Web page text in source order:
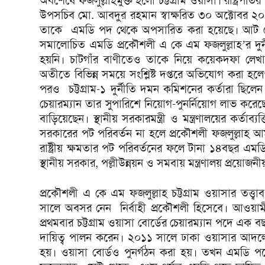
উপসচিব মো. আবদুর রহমান স্বাক্ষরিত ৩০ অক্টোবর
তাকে এমডি পদ থেকে অপসারিত করা হয়েছে। আট
সমালোচিত এমডি প্রকৌশলী এ কে এম ফজলুল্লাহ’র
হয়নি। চাটগাঁর বাণীতেও তাকে নিয়ে কয়েকদফা
অতীতে বিভিন্ন সময়ে সংশ্লিষ্ট দপ্তরে অভিযোগ করা
পরও চট্টগ্রাম-১ দুর্নীতি দমন কমিশনের কর্তারা ছিলেন
চেয়ারম্যান তার সুপারিশে নিয়োগ-পুনর্নিয়োগ লাভ
বাড়িয়েছেন। স্থানীয় সরকারমন্ত্রী ও মন্ত্রণালয়ের
সরকারের পট পরিবর্তন না হলে প্রকৌশলী ফজলুল্লাহ
রাষ্ট্রীয় ক্ষমতার পট পরিবর্তনের ফলে টানা ১৪বছর
স্থানীয় সরকার, পল্লীউন্নয়ন ও সমবায় মন্ত্রণালয়
প্রকৌশলী এ কে এম ফজলুল্লাহ চট্টগ্রাম ওয়াসার
সালে অবসর নেন নির্বাহী প্রকৌশলী হিসেবে।
প্রথমবার চট্টগ্রাম ওয়াসা বোর্ডের চেয়ারম্যান পদে
দায়িত্ব পালন করেন। ২০১১ সালে ঢাকা ওয়াসার
হয়। ওয়াসা বোর্ডও পুনর্গঠন করা হয়। তখন এমডি